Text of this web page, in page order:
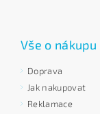
Vše o nákupu
Doprava
Jak nakupovat
Reklamace